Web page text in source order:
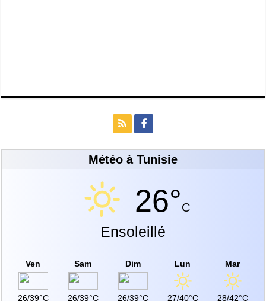
Météo à Tunisie
26°C
Ensoleillé
Ven
26/39°C
Sam
26/39°C
Dim
26/39°C
Lun
27/40°C
Mar
28/42°C